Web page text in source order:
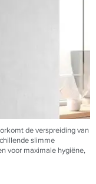
de verspreiding van
slimme
voor maximale hygiëne,